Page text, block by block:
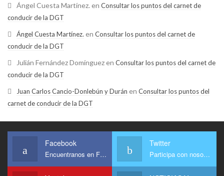
Ángel Cuesta Martínez. en Consultar los puntos del carnet de
conducir de la DGT
Ángel Cuesta Martínez. en Consultar los puntos del carnet de
conducir de la DGT
Julián Fernández Domínguezen Consultar los puntos del carnet de
conducir de la DGT
Juan Carlos Cancio-Donlebún y Durán en Consultar los puntos del
carnet de conducir de la DGT
Facebook
Encuentranos en Facebook
Twitter
Participa con nosotros